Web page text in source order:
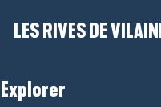
LES RIVES DE
Explorer
l’océan ? La Baule-
centres de
et à votre vitalité.